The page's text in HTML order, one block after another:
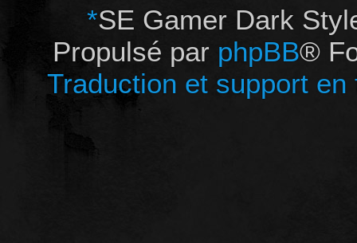
*SE Gamer Dark
Propulsé par phpBB®
Traduction et support en